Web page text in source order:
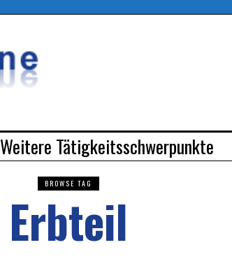
Weitere Tätigkeitsschwerpunkte
BROWSE TAG
Erbteil